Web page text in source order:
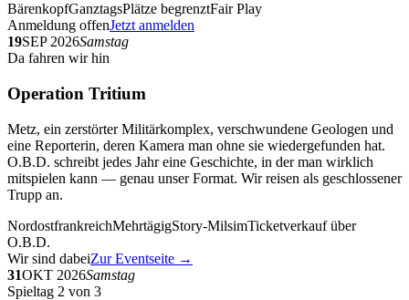
BärenkopfGanztagsPlätze begrenztFair Play
Anmeldung offenJetzt anmelden
19SEP 2026Samstag
Da fahren wir hin
Operation Tritium
Metz, ein zerstörter Militärkomplex, verschwundene Geologen und
eine Reporterin, deren Kamera man ohne sie wiedergefunden hat.
O.B.D. schreibt jedes Jahr eine Geschichte, in der man wirklich
mitspielen kann — genau unser Format. Wir reisen als geschlossener
Trupp an.
NordostfrankreichMehrtägigStory-MilsimTicketverkauf über
O.B.D.
Wir sind dabeiZur Eventseite →
31OKT 2026Samstag
Spieltag 2 von 3